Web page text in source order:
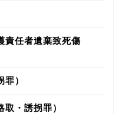
責任者遺棄致死傷
）
・誘拐罪）